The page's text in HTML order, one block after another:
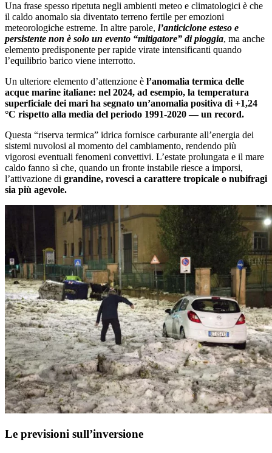
Una frase spesso ripetuta negli ambienti meteo e climatologici è che
il caldo anomalo sia diventato terreno fertile per emozioni
meteorologiche estreme. In altre parole, l’anticiclone esteso e
persistente non è solo un evento “mitigatore” di pioggia, ma anche
elemento predisponente per rapide virate intensificanti quando
l’equilibrio barico viene interrotto.
Un ulteriore elemento d’attenzione è l’anomalia termica delle
acque marine italiane: nel 2024, ad esempio, la temperatura
superficiale dei mari ha segnato un’anomalia positiva di +1,24
°C rispetto alla media del periodo 1991-2020 — un record.
Questa “riserva termica” idrica fornisce carburante all’energia dei
sistemi nuvolosi al momento del cambiamento, rendendo più
vigorosi eventuali fenomeni convettivi. L’estate prolungata e il mare
caldo fanno sì che, quando un fronte instabile riesce a imporsi,
l’attivazione di grandine, rovesci a carattere tropicale o nubifragi
sia più agevole.
Le previsioni sull’inversione